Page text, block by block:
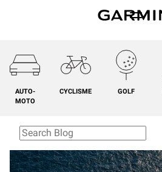
AUTO-
MOTO
CYCLISME GOLF